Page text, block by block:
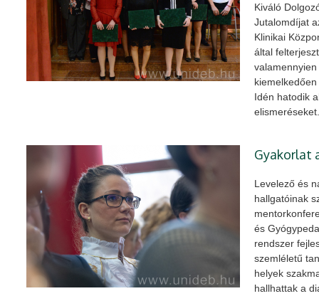
Kiváló
Jutalomdíjat
Klinikai
által
Idén hatodik
elismeréseket.
Gyakorlat
Levelező és
hallgatóinak
és
rendszer
szemléletű
helyek
hallhattak a